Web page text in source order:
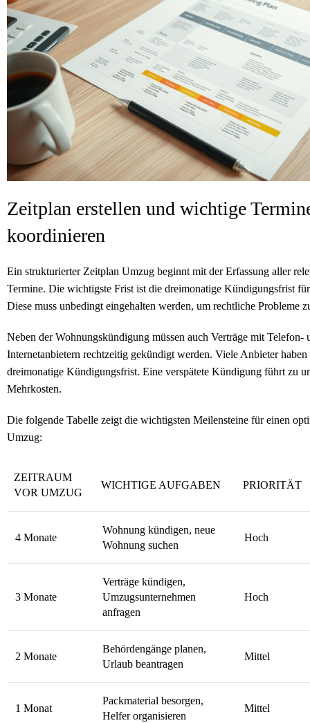
Zeitplan erstellen und wichtige
koordinieren
Ein strukturierter Zeitplan Umzug beginnt mit der Erfassung aller
Termine. Die wichtigste Frist ist die dreimonatige Kündigungsfrist
Diese muss unbedingt eingehalten werden, um rechtliche Probleme
Neben der Wohnungskündigung müssen auch Verträge mit Telefon-
Internetanbietern rechtzeitig gekündigt werden. Viele Anbieter haben
dreimonatige Kündigungsfrist. Eine verspätete Kündigung führt zu
Mehrkosten.
Die folgende Tabelle zeigt die wichtigsten Meilensteine für einen
Umzug:
ZEITRAUM
VOR UMZUG
WICHTIGE AUFGABEN PRIORITÄT
4 Monate
Wohnung kündigen, neue
Wohnung suchen
Hoch
3 Monate
Verträge kündigen,
Umzugsunternehmen
anfragen
Hoch
2 Monate
Behördengänge planen,
Urlaub beantragen
Mittel
1 Monat
Packmaterial besorgen,
Helfer organisieren
Mittel